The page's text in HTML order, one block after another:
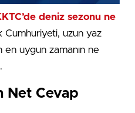
deniz sezonu ne
Cumhuriyeti, uzun yaz
uygun zamanın ne
Net Cevap